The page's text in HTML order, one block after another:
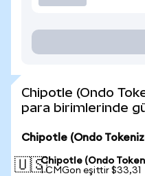
Chipotle (Ondo
para birimlerinde
Chipotle (Ondo
🇺🇸Chipotle (Ondo
1 CMGon eşittir $33,31